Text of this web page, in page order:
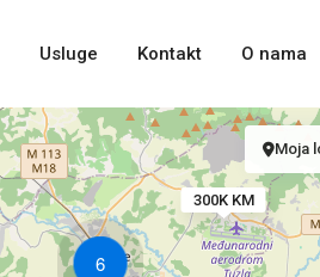
Usluge Kontakt O nama
300K KM
6
Moja